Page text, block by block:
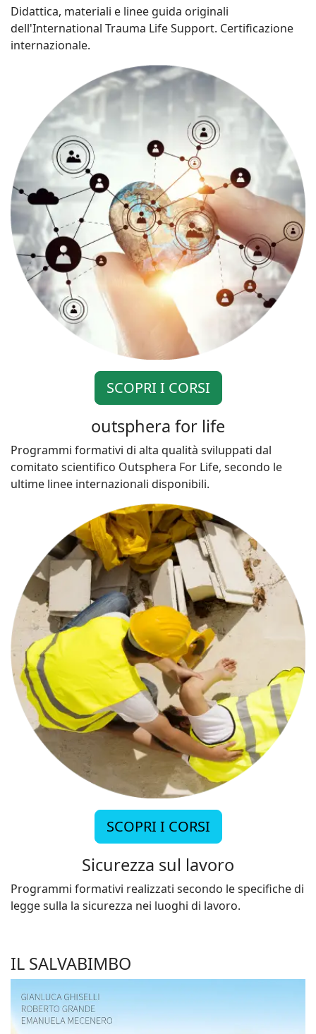
Didattica, materiali e linee guida originali
dell'International Trauma Life Support. Certificazione
internazionale.
SCOPRI I CORSI
outsphera for life
Programmi formativi di alta qualità sviluppati dal
comitato scientifico Outsphera For Life, secondo le
ultime linee internazionali disponibili.
SCOPRI I CORSI
Sicurezza sul lavoro
Programmi formativi realizzati secondo le specifiche di
legge sulla la sicurezza nei luoghi di lavoro.
IL SALVABIMBO